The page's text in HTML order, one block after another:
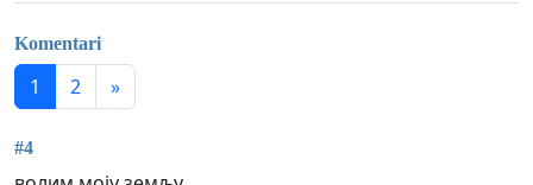
Komentari
1 2 »
#4